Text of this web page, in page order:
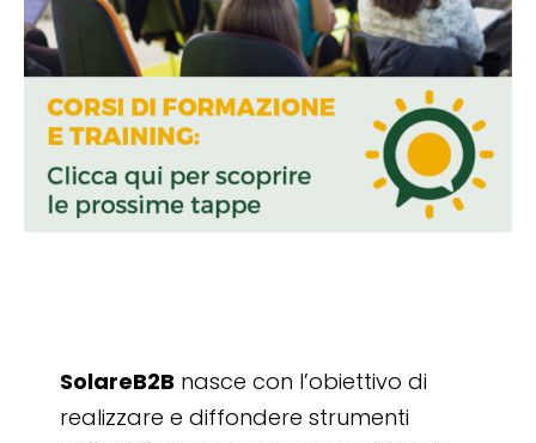
SolareB2B nasce con l’obiettivo di
realizzare e diffondere strumenti